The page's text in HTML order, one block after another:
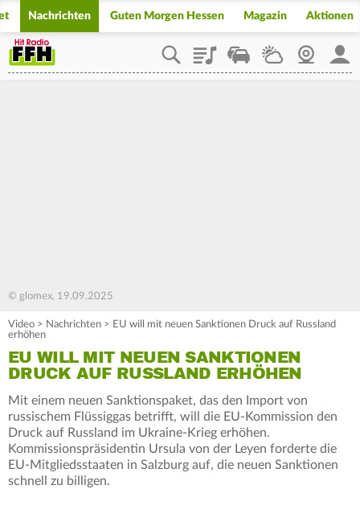
Nachrichten Guten Morgen Hessen Magazin Aktionen
PlaylistStaupilotWetterWebcam
© glomex, 19.09.2025
Video > Nachrichten > EU will mit neuen Sanktionen Druck auf Russland
erhöhen
EU WILL MIT NEUEN SANKTIONEN
DRUCK AUF RUSSLAND ERHÖHEN
Mit einem neuen Sanktionspaket, das den Import von
russischem Flüssiggas betrifft, will die EU-Kommission den
Druck auf Russland im Ukraine-Krieg erhöhen.
Kommissionspräsidentin Ursula von der Leyen forderte die
EU-Mitgliedsstaaten in Salzburg auf, die neuen Sanktionen
schnell zu billigen.